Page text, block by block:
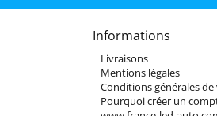
Informations
Livraisons
Mentions légales
Conditions générales de
Pourquoi créer un